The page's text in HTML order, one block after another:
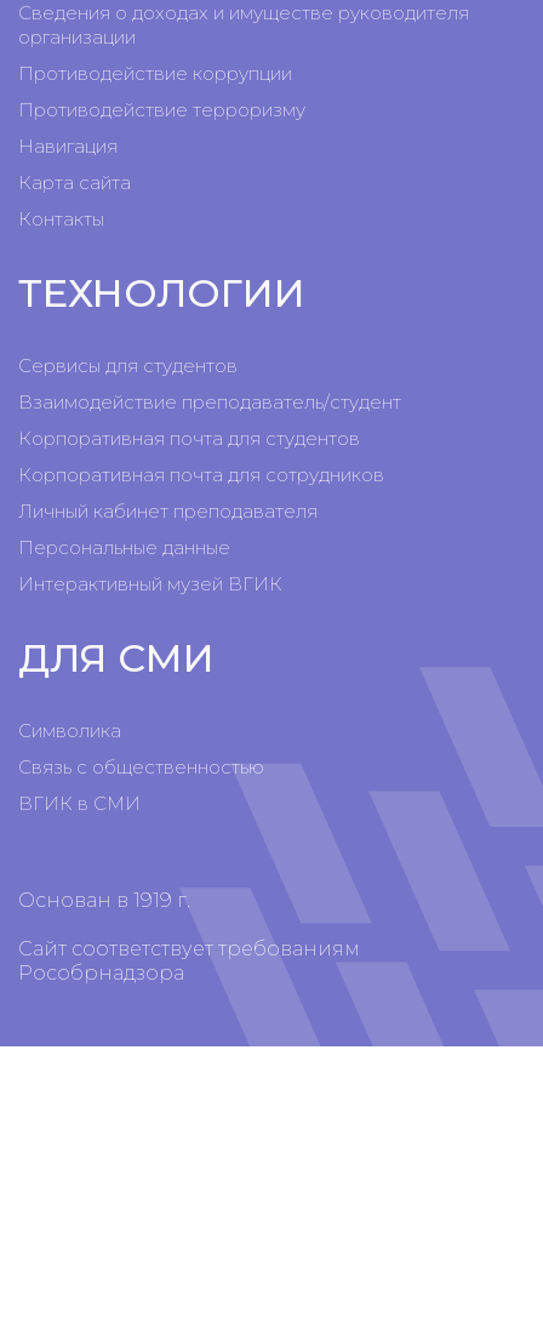
Сведения о доходах и имуществе руководителя
организации
Противодействие коррупции
Противодействие терроризму
Навигация
Карта сайта
Контакты
ТЕХНОЛОГИИ
Сервисы для студентов
Взаимодействие преподаватель/студент
Корпоративная почта для студентов
Корпоративная почта для сотрудников
Личный кабинет преподавателя
Персональные данные
Интерактивный музей ВГИК
ДЛЯ СМИ
Символика
Связь с общественностью
ВГИК в СМИ
Основан в 1919 г.
Сайт соответствует требованиям
Рособрнадзора